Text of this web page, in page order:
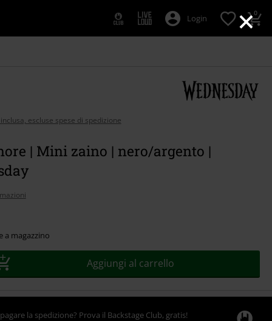
×
Login 0
escluse spese di spedizione
| Mini zaino | nero/argento |
a magazzino
Aggiungi al carrello
la spedizione? Prova il Backstage Club, gratis!